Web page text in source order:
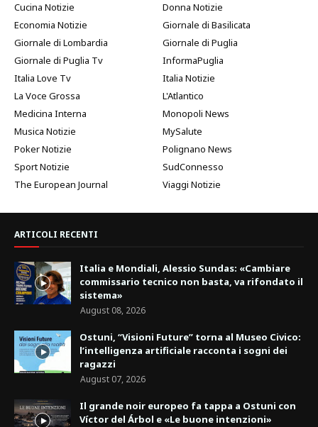
Cucina Notizie
Donna Notizie
Economia Notizie
Giornale di Basilicata
Giornale di Lombardia
Giornale di Puglia
Giornale di Puglia Tv
InformaPuglia
Italia Love Tv
Italia Notizie
La Voce Grossa
L'Atlantico
Medicina Interna
Monopoli News
Musica Notizie
MySalute
Poker Notizie
Polignano News
Sport Notizie
SudConnesso
The European Journal
Viaggi Notizie
ARTICOLI RECENTI
Italia e Mondiali, Alessio Sundas: «Cambiare
commissario tecnico non basta, va rifondato il
sistema»
August 08, 2026
Ostuni, “Visioni Future” torna al Museo Civico:
l’intelligenza artificiale racconta i sogni dei
ragazzi
August 07, 2026
Il grande noir europeo fa tappa a Ostuni con
Víctor del Árbol e «Le buone intenzioni»